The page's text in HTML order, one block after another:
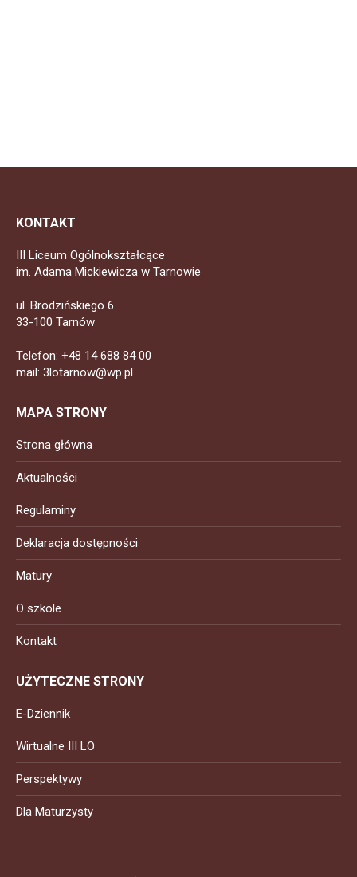
KONTAKT
III Liceum Ogólnokształcące
im. Adama Mickiewicza w Tarnowie
ul. Brodzińskiego 6
33-100 Tarnów
Telefon: +48 14 688 84 00
mail: 3lotarnow@wp.pl
MAPA STRONY
Strona główna
Aktualności
Regulaminy
Deklaracja dostępności
Matury
O szkole
Kontakt
UŻYTECZNE STRONY
E-Dziennik
Wirtualne III LO
Perspektywy
Dla Maturzysty